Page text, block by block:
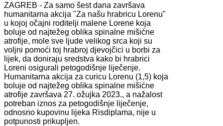
ZAGREB - Za samo šest dana završava
humanitarna akcija "Za našu hrabricu Lorenu"
u kojoj očajni roditelji malene Lorene koja
boluje od najtežeg oblika spinalne mišićne
atrofije, mole sve ljude velikog srca koji su
voljni pomoći toj hrabroj djevojčici u borbi za
lijek, da doniraju sredstva kako bi hrabrici
Loreni osigurali petogodišnje liječenje.
Humanitarna akcija za curicu Lorenu (1,5) koja
boluje od najtežeg oblika spinalne mišićne
atrofije završava 27. ožujka 2023., a nažalost
potreban iznos za petogodišnje liječenje,
odnosno kupovinu lijeka Risdiplama, nije u
potpunosti prikupljen.